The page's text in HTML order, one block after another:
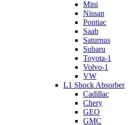
Mini
Nissan
Pontiac
Saab
Saturnus
Subaru
Toyota-1
Volvo-1
VW
L1 Shock Absorber
Cadillac
Chery
GEO
GMC